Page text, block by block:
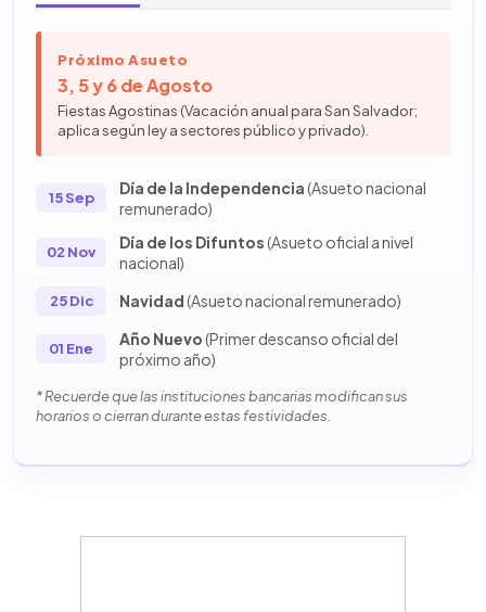
Próximo Asueto
3, 5 y 6 de Agosto
Fiestas Agostinas (Vacación anual para San Salvador;
aplica según ley a sectores público y privado).
15 Sep
Día de la Independencia(Asueto nacional
remunerado)
02 Nov
Día de los Difuntos(Asueto oficial a nivel
nacional)
25 Dic Navidad(Asueto nacional remunerado)
01 Ene
Año Nuevo(Primer descanso oficial del
próximo año)
* Recuerde que las instituciones bancarias modifican sus
horarios o cierran durante estas festividades.